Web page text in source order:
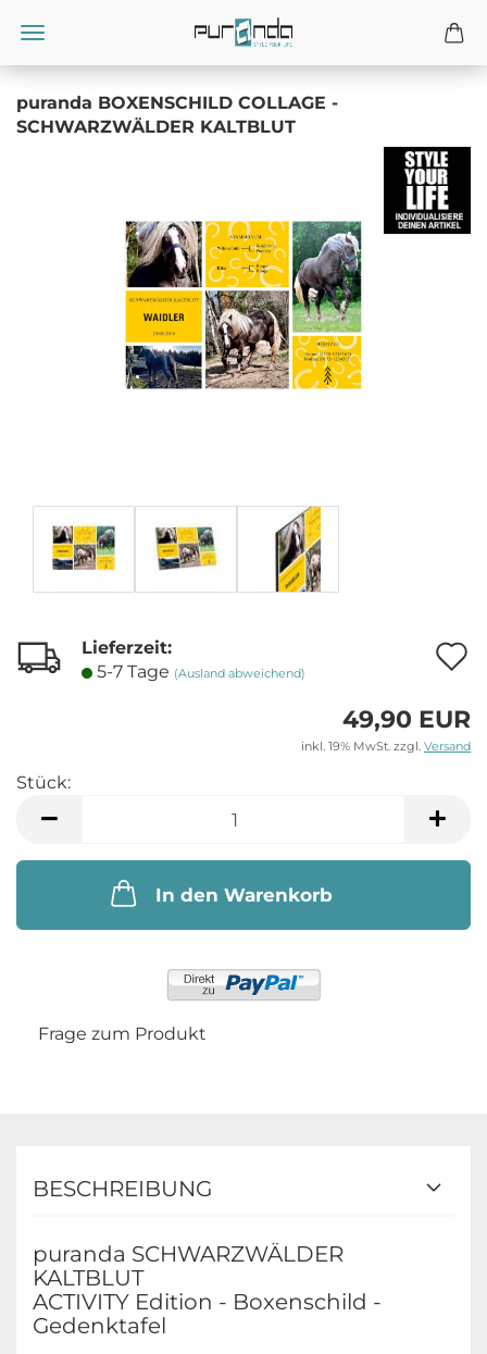
puranda BOXENSCHILD COLLAGE -
SCHWARZWÄLDER KALTBLUT
Lieferzeit:
5-7 Tage (Ausland abweichend)
49,90 EUR
inkl. 19% MwSt. zzgl. Versand
Stück:
In den Warenkorb
Frage zum Produkt
BESCHREIBUNG
puranda SCHWARZWÄLDER
KALTBLUT
ACTIVITY Edition - Boxenschild -
Gedenktafel